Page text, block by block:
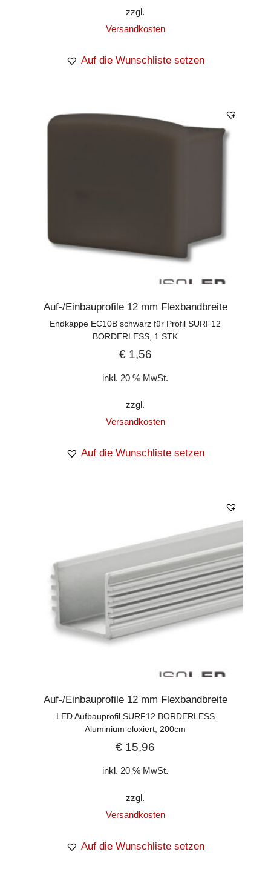
zzgl.
Versandkosten
Auf die Wunschliste setzen
Auf-/Einbauprofile 12 mm Flexbandbreite
Endkappe EC10B schwarz für Profil SURF12
BORDERLESS, 1 STK
€1,56
inkl. 20 % MwSt.
zzgl.
Versandkosten
Auf die Wunschliste setzen
Auf-/Einbauprofile 12 mm Flexbandbreite
LED Aufbauprofil SURF12 BORDERLESS
Aluminium eloxiert, 200cm
€ 15,96
inkl. 20 % MwSt.
zzgl.
Versandkosten
Auf die Wunschliste setzen